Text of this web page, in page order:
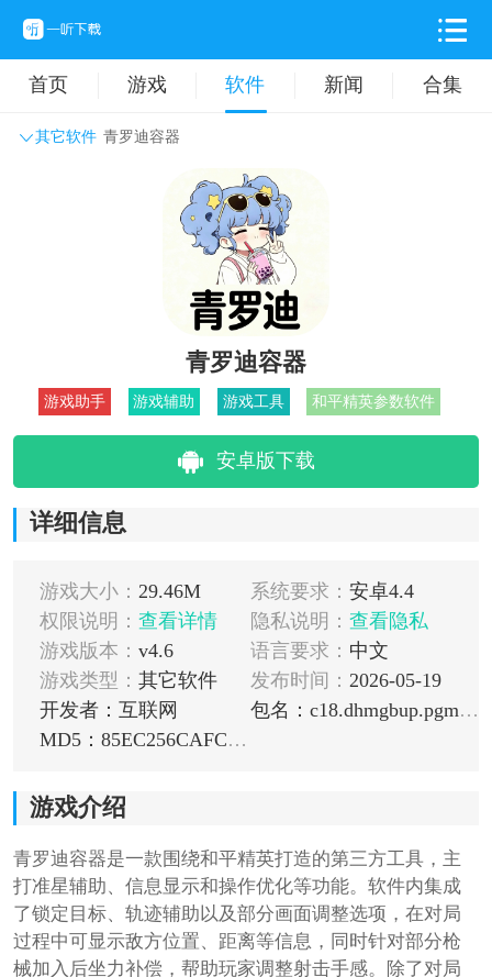
首页 游戏 软件 新闻 合集
其它软件 青罗迪容器
主题壁纸 旅游出行
拍摄美化 时尚购物
青罗迪容器
游戏助手 游戏辅助 游戏工具 和平精英参数软件
安卓版下载
详细信息
游戏大小： 29.46M 系统要求： 安卓4.4
权限说明： 查看详情 隐私说明： 查看隐私
游戏版本： v4.6 语言要求： 中文
游戏类型： 其它软件 发布时间： 2026-05-19
开发者：互联网
包名：c18.dhmgbup.pgmt.tnecnet.moc.abef971.m0
MD5：85EC256CAFCB0D65ED2A8A3114088280
游戏介绍
青罗迪容器是一款围绕和平精英打造的第三方工具，主
打准星辅助、信息显示和操作优化等功能。软件内集成
了锁定目标、轨迹辅助以及部分画面调整选项，在对局
过程中可显示敌方位置、距离等信息，同时针对部分枪
械加入后坐力补偿，帮助玩家调整射击手感。除了对局